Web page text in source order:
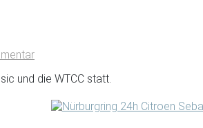
und die WTCC statt.